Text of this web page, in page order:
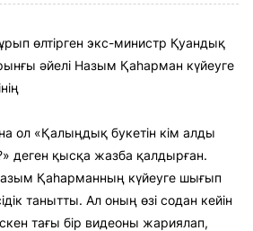
өлтірген экс-министр Қуандық
әйелі Назым Қаһарман күйеуге
ол «Қалыңдық букетін кім алды
деген қысқа жазба қалдырған.
Қаһарманның күйеуге шығып
танытты. Ал оның өзі содан кейін
тағы бір видеоны жариялап,